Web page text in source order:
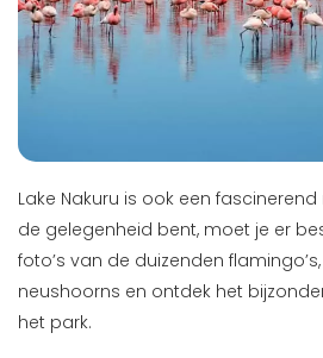
Lake Nakuru is ook een
de gelegenheid bent, moet je er
foto’s van de duizenden
neushoorns en ontdek het
het park.